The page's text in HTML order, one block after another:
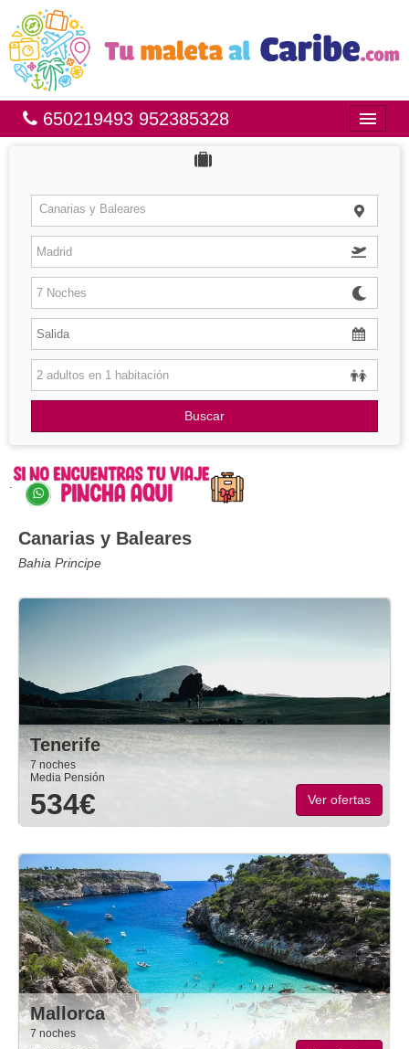
650219493 952385328
Bahía Príncipe
México
República Dominicana
Brasil
Islas
Hoteles
Canarias y Baleares
Buscar
Canarias y Baleares
Bahia Principe
Tenerife
7 noches
Media Pensión
534€ Ver ofertas
Mallorca
7 noches